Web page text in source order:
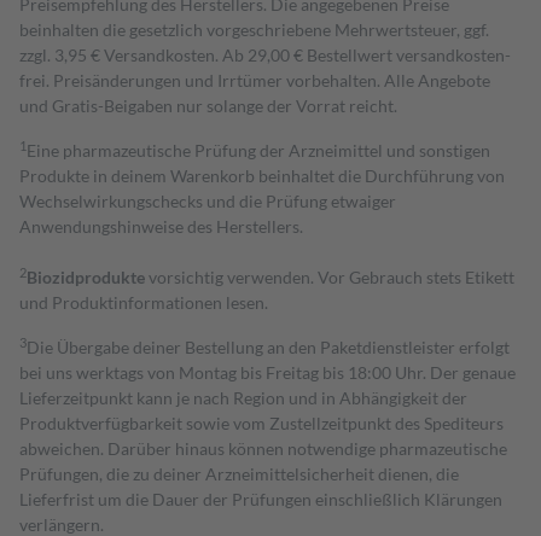
Preisempfehlung des Herstellers. Die angegebenen Preise
beinhalten die gesetzlich vorgeschriebene Mehrwertsteuer, ggf.
zzgl. 3,95 € Versandkosten. Ab 29,00 € Bestell­wert versand­kosten­
frei. Preisänderungen und Irrtümer vorbehalten. Alle Angebote
und Gratis-Beigaben nur solange der Vorrat reicht.
1 Eine pharmazeutische Prüfung der Arzneimittel und sonstigen
Produkte in deinem Warenkorb beinhaltet die Durchführung von
Wechselwirkungschecks und die Prüfung etwaiger
Anwendungshinweise des Herstellers.
2Biozidproduktevorsichtig verwenden. Vor Gebrauch stets Etikett
und Produktinformationen lesen.
3Die Übergabe deiner Bestellung an den Paketdienstleister erfolgt
bei uns werktags von Montag bis Freitag bis 18:00 Uhr. Der genaue
Lieferzeitpunkt kann je nach Region und in Abhängigkeit der
Produktverfügbarkeit sowie vom Zustellzeitpunkt des Spediteurs
abweichen. Darüber hinaus können notwendige pharmazeutische
Prüfungen, die zu deiner Arzneimittelsicherheit dienen, die
Lieferfrist um die Dauer der Prüfungen einschließlich Klärungen
verlängern.